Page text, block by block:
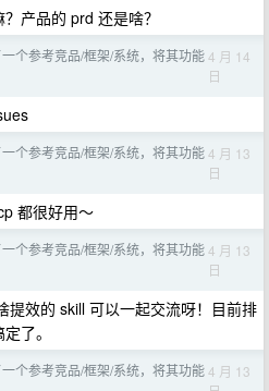
产品的 prd 还是啥？
个参考竞品/框架/系统，将其功能4 月 14
日
个参考竞品/框架/系统，将其功能4 月 13
日
都很好用～
个参考竞品/框架/系统，将其功能4 月 13
日
提效的 skill 可以一起交流呀！目前排
了。
个参考竞品/框架/系统，将其功能4 月 13